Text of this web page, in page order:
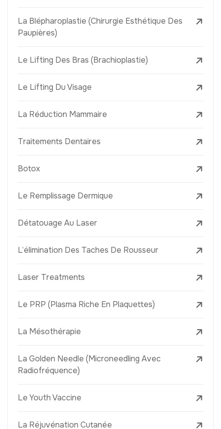
La Blépharoplastie (Chirurgie Esthétique Des
Paupières)
Le Lifting Des Bras (Brachioplastie)
Le Lifting Du Visage
La Réduction Mammaire
Traitements Dentaires
Botox
Le Remplissage Dermique
Détatouage Au Laser
L’élimination Des Taches De Rousseur
Laser Treatments
Le PRP (Plasma Riche En Plaquettes)
La Mésothérapie
La Golden Needle (Microneedling Avec
Radiofréquence)
Le Youth Vaccine
La Réjuvénation Cutanée